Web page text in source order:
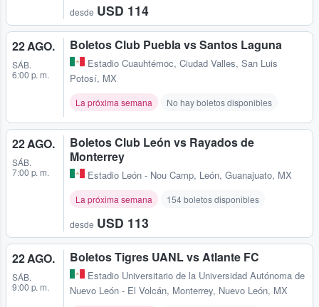
desde USD 114
22 AGO.
SÁB.
6:00 p. m.
Boletos Club Puebla vs Santos Laguna
Estadio Cuauhtémoc, Ciudad Valles, San Luis
Potosí, MX
La próxima semana No hay boletos disponibles
22 AGO.
SÁB.
7:00 p. m.
Boletos Club León vs Rayados de
Monterrey
Estadio León - Nou Camp, León, Guanajuato, MX
La próxima semana 154 boletos disponibles
desde USD 113
22 AGO.
SÁB.
9:00 p. m.
Boletos Tigres UANL vs Atlante FC
Estadio Universitario de la Universidad Autónoma de
Nuevo León - El Volcán, Monterrey, Nuevo León, MX